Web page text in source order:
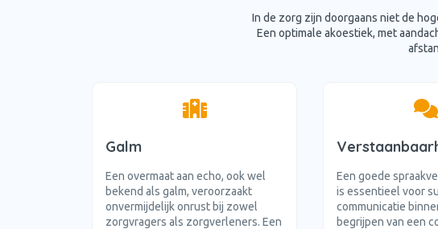
In de zorg zijn doorgaans niet de
Een optimale akoestiek, met
Galm
Een overmaat aan echo, ook wel
bekend als galm, veroorzaakt
onvermijdelijk onrust bij zowel
zorgvragers als zorgverleners. Een
Een goede
is essentieel voor
communicatie
begrijpen van een